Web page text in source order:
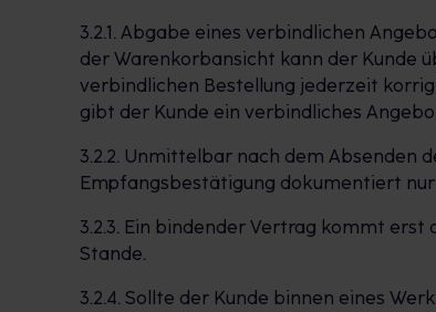
3.2.1. Abgabe eines verbindlichen
der Warenkorbansicht kann der Kunde
verbindlichen Bestellung jederzeit
gibt der Kunde ein verbindliches
3.2.2. Unmittelbar nach dem Absenden
Empfangsbestätigung dokumentiert
3.2.3. Ein bindender Vertrag kommt
Stande.
3.2.4. Sollte der Kunde binnen eines